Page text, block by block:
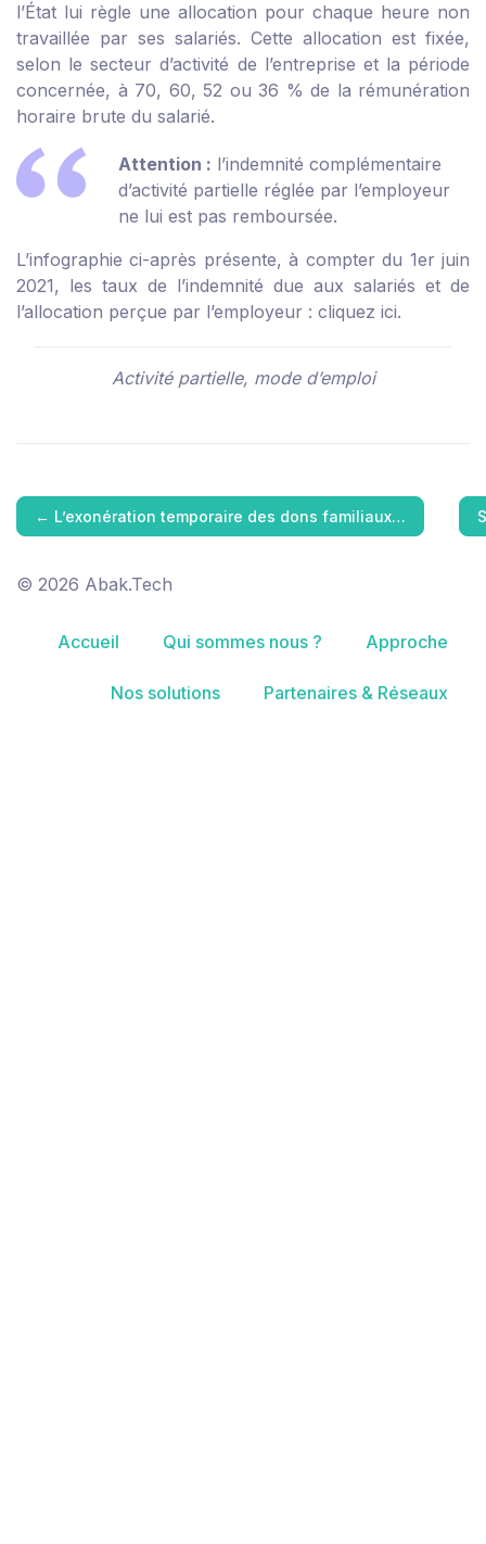
l’État lui règle une allocation pour chaque heure non
travaillée par ses salariés. Cette allocation est fixée,
selon le secteur d’activité de l’entreprise et la période
concernée, à 70, 60, 52 ou 36 % de la rémunération
horaire brute du salarié.
Attention : l’indemnité complémentaire
d’activité partielle réglée par l’employeur
ne lui est pas remboursée.
L’infographie ci-après présente, à compter du 1er juin
2021, les taux de l’indemnité due aux salariés et de
l’allocation perçue par l’employeur : cliquez ici.
Activité partielle, mode d’emploi
← L’exonération temporaire des dons familiaux…
© 2026 Abak.Tech
Accueil Qui sommes nous ? Approche
Nos solutions Partenaires & Réseaux